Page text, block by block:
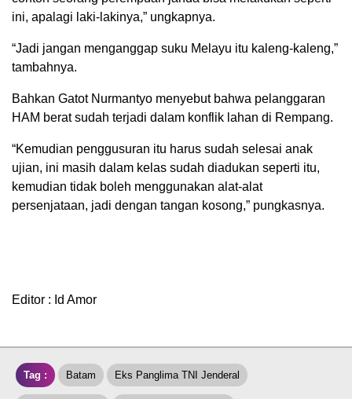
ini, apalagi laki-lakinya,” ungkapnya.
“Jadi jangan menganggap suku Melayu itu kaleng-kaleng,”
tambahnya.
Bahkan Gatot Nurmantyo menyebut bahwa pelanggaran
HAM berat sudah terjadi dalam konflik lahan di Rempang.
“Kemudian penggusuran itu harus sudah selesai anak
ujian, ini masih dalam kelas sudah diadukan seperti itu,
kemudian tidak boleh menggunakan alat-alat
persenjataan, jadi dengan tangan kosong,” pungkasnya.
Editor : Id Amor
Tag : Batam Eks Panglima TNI Jenderal